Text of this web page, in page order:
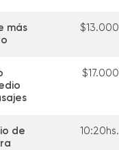
más
$13.000
$17.000
de
10:20hs.